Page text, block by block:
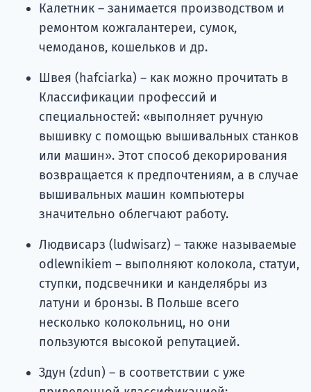
Калетник – занимается производством и
ремонтом кожгалантереи, сумок,
чемоданов, кошельков и др.
Швея (hafciarka) – как можно прочитать в
Классификации профессий и
специальностей: «выполняет ручную
вышивку с помощью вышивальных станков
или машин». Этот способ декорирования
возвращается к предпочтениям, а в случае
вышивальных машин компьютеры
значительно облегчают работу.
Людвисарз (ludwisarz) – также называемые
odlewnikiem – выполняют колокола, статуи,
ступки, подсвечники и канделябры из
латуни и бронзы. В Польше всего
несколько колокольниц, но они
пользуются высокой репутацией.
Здун (zdun) – в соответствии с уже